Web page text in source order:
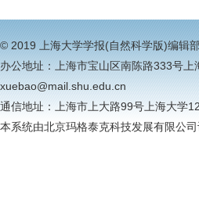
© 2019 上海大学学报(自然科学版)编辑
办公地址：上海市宝山区南陈路333
xuebao@mail.shu.edu.cn
通信地址：上海市上大路99号上海大学
本系统由北京玛格泰克科技发展有限公